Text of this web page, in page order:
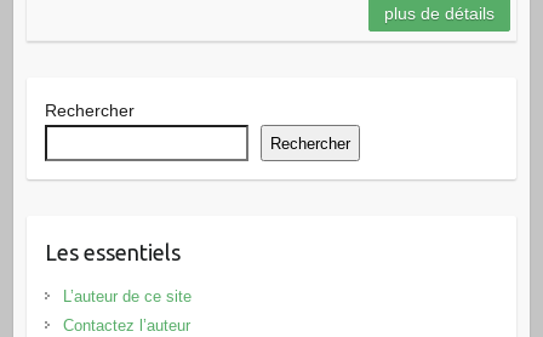
plus de détails
Rechercher
Rechercher
Les essentiels
L’auteur de ce site
Contactez l’auteur